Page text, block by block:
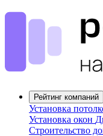
Рейтинг компаний
Установка
Установка окон
Строительство